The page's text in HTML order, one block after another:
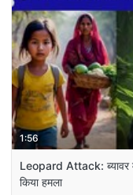
1:56
Leopard Attack: ब्यावर
किया हमला